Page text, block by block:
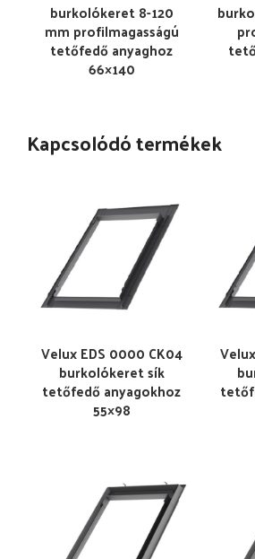
burkolókeret 8-120
mm profilmagasságú
tetőfedő anyaghoz
66×140
Kapcsolódó termékek
Velux EDS 0000 CK04
burkolókeret sík
tetőfedő anyagokhoz
55×98